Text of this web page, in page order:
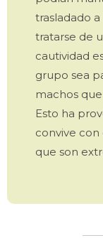
trasladado
tratarse de
cautividad
grupo sea
machos
Esto ha
convive con
que son